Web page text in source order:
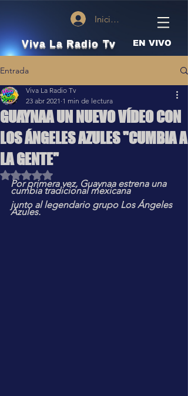
Iniciar sesión
Viva La Radio Tv EN VIVO
Entrada
GUAYNAA UN NUEVO VÍDEO CON
LOS ÁNGELES AZULES "CUMBIA A
LA GENTE"
Viva La Radio Tv
23 abr 2021 1 min de lectura
Obtuvo NaN de 5 estrellas.
Por primera vez, Guaynaa estrena una
cumbia tradicional mexicana
junto al legendario grupo Los Ángeles
Azules.